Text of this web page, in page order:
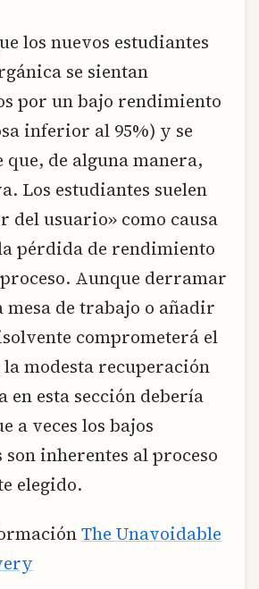
los nuevos estudiantes
se sientan
por un bajo rendimiento
inferior al 95%) y se
que, de alguna manera,
Los estudiantes suelen
del usuario» como causa
pérdida de rendimiento
Aunque derramar
mesa de trabajo o añadir
comprometerá el
modesta recuperación
en esta sección debería
a veces los bajos
inherentes al proceso
elegido.
The Unavoidable